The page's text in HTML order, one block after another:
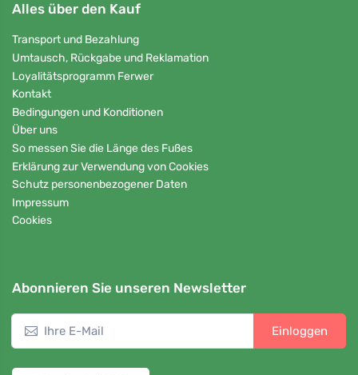
Alles über den Kauf
Transport und Bezahlung
Umtausch, Rückgabe und Reklamation
Loyalitätsprogramm Ferwer
Kontakt
Bedingungen und Konditionen
Über uns
So messen Sie die Länge des Fußes
Erklärung zur Verwendung von Cookies
Schutz personenbezogener Daten
Impressum
Cookies
Abonnieren Sie unseren Newsletter
Einloggen